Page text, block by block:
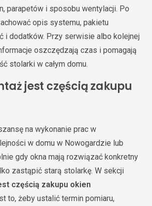
parapetów i sposobu wentylacji. Po
opis systemu, pakietu
i dodatków. Przy serwisie albo kolejnej
oszczędzają czas i pomagają
stolarki w całym domu.
jest częścią zakupu
na wykonanie prac w
w domu w Nowogardzie lub
gdy okna mają rozwiązać konkretny
zastąpić starą stolarkę. W sekcji
częścią zakupu okien
to, żeby ustalić termin pomiaru,